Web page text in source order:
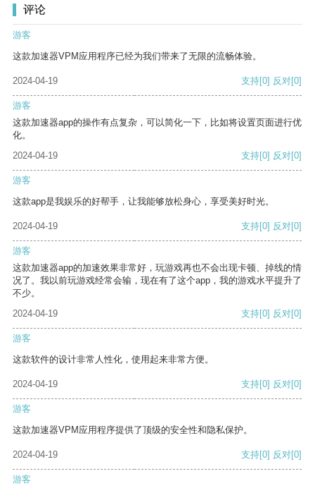
评论
游客
这款加速器VPM应用程序已经为我们带来了无限的流畅体验。
2024-04-19 支持[0] 反对[0]
游客
这款加速器app的操作有点复杂，可以简化一下，比如将设置页面进行优
化。
2024-04-19
支持[0] 反对[0]
游客
这款app是我娱乐的好帮手，让我能够放松身心，享受美好时光。
2024-04-19 支持[0] 反对[0]
游客
这款加速器app的加速效果非常好，玩游戏再也不会出现卡顿、掉线的情
况了。我以前玩游戏经常会输，现在有了这个app，我的游戏水平提升了
不少。
2024-04-19
支持[0] 反对[0]
游客
这款软件的设计非常人性化，使用起来非常方便。
2024-04-19 支持[0] 反对[0]
游客
这款加速器VPM应用程序提供了顶级的安全性和隐私保护。
2024-04-19 支持[0] 反对[0]
游客